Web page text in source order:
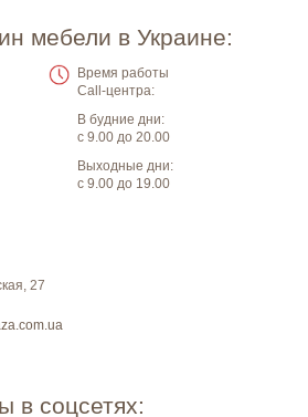
мебели в Украине:
Время работы
Call-центра:
В будние дни:
с 9.00 до 20.00
Выходные дни:
с 9.00 до 19.00
27
в соцсетях: